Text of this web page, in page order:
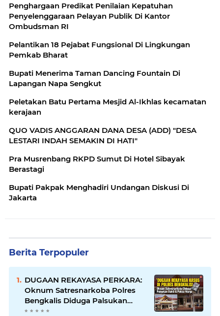
Penghargaan Predikat Penilaian Kepatuhan
Penyelenggaraan Pelayan Publik Di Kantor
Ombudsman RI
Pelantikan 18 Pejabat Fungsional Di Lingkungan
Pemkab Bharat
Bupati Menerima Taman Dancing Fountain Di
Lapangan Napa Sengkut
Peletakan Batu Pertama Mesjid Al-Ikhlas kecamatan
kerajaan
QUO VADIS ANGGARAN DANA DESA (ADD) "DESA
LESTARI INDAH SEMAKIN DI HATI"
Pra Musrenbang RKPD Sumut Di Hotel Sibayak
Berastagi
Bupati Pakpak Menghadiri Undangan Diskusi Di
Jakarta
Berita Terpopuler
DUGAAN REKAYASA PERKARA:
Oknum Satresnarkoba Polres
Bengkalis Diduga Palsukan
Barang Bukti Hingga Paksa